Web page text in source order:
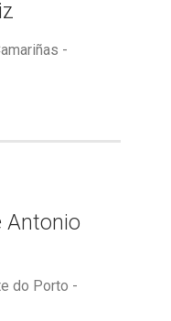
-
Antonio
do Porto -